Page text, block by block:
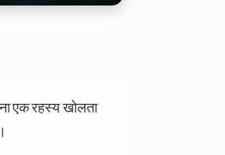
एक रहस्य खोलता